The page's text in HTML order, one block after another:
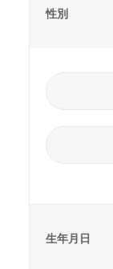
性別
生年月日